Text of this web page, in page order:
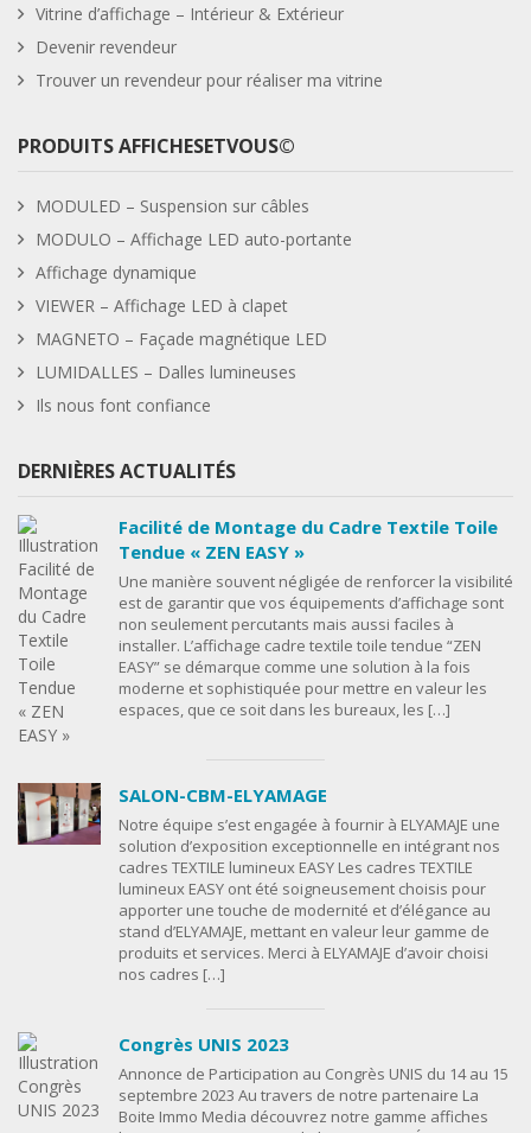
Vitrine d’affichage – Intérieur & Extérieur
Devenir revendeur
Trouver un revendeur pour réaliser ma vitrine
PRODUITS AFFICHESETVOUS©
MODULED – Suspension sur câbles
MODULO – Affichage LED auto-portante
Affichage dynamique
VIEWER – Affichage LED à clapet
MAGNETO – Façade magnétique LED
LUMIDALLES – Dalles lumineuses
Ils nous font confiance
DERNIÈRES ACTUALITÉS
Facilité de Montage du Cadre Textile Toile
Tendue « ZEN EASY »
Une manière souvent négligée de renforcer la visibilité
est de garantir que vos équipements d’affichage sont
non seulement percutants mais aussi faciles à
installer. L’affichage cadre textile toile tendue “ZEN
EASY” se démarque comme une solution à la fois
moderne et sophistiquée pour mettre en valeur les
espaces, que ce soit dans les bureaux, les […]
SALON-CBM-ELYAMAGE
Notre équipe s’est engagée à fournir à ELYAMAJE une
solution d’exposition exceptionnelle en intégrant nos
cadres TEXTILE lumineux EASY Les cadres TEXTILE
lumineux EASY ont été soigneusement choisis pour
apporter une touche de modernité et d’élégance au
stand d’ELYAMAJE, mettant en valeur leur gamme de
produits et services. Merci à ELYAMAJE d’avoir choisi
nos cadres […]
Congrès UNIS 2023
Annonce de Participation au Congrès UNIS du 14 au 15
septembre 2023 Au travers de notre partenaire La
Boite Immo Media découvrez notre gamme affiches